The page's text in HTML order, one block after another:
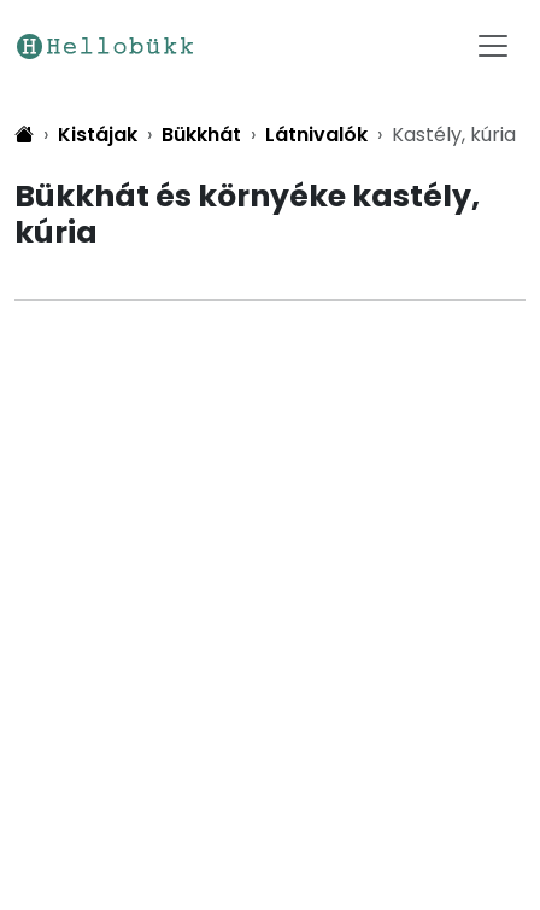
Kistájak Bükkhát Látnivalók Kastély, kúria
Bükkhát és környéke kastély,
kúria